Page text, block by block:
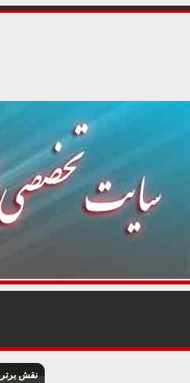
نقش